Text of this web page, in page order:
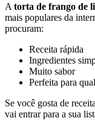
A torta de frango de
mais populares da
procuram:
Receita rápida
Ingredientes
Muito sabor
Perfeita para
Se você gosta de
vai entrar para a sua